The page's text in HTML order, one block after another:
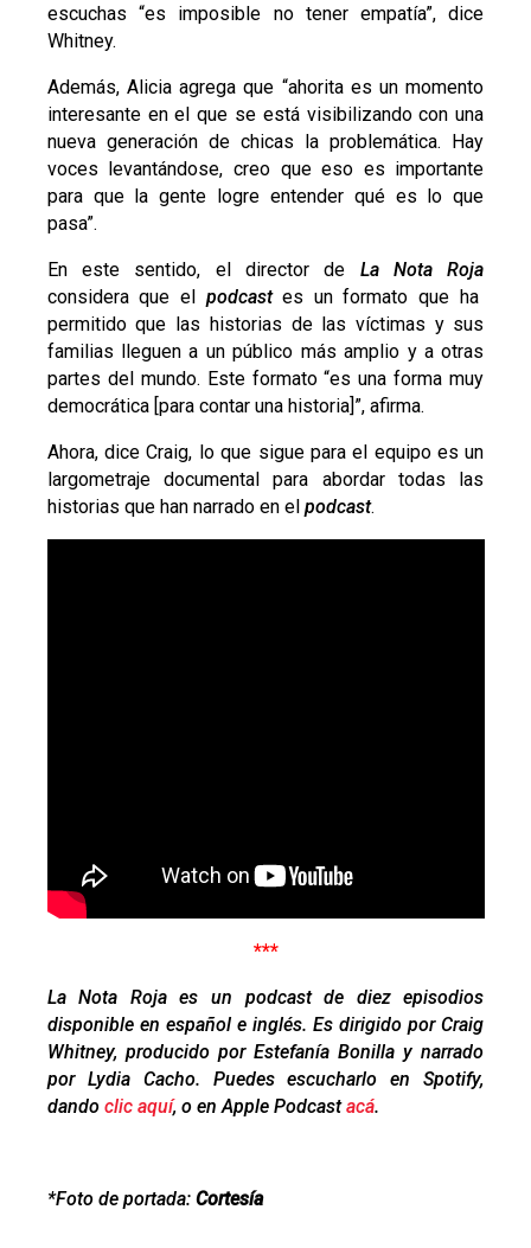
escuchas “es imposible no tener empatía”, dice
Whitney.
Además, Alicia agrega que “ahorita es un momento
interesante en el que se está visibilizando con una
nueva generación de chicas la problemática. Hay
voces levantándose, creo que eso es importante
para que la gente logre entender qué es lo que
pasa”.
En este sentido, el director de La Nota Roja
considera que el podcastes un formato que ha
permitido que las historias de las víctimas y sus
familias lleguen a un público más amplio y a otras
partes del mundo. Este formato “es una forma muy
democrática [para contar una historia]”, afirma.
Ahora, dice Craig, lo que sigue para el equipo es un
largometraje documental para abordar todas las
historias que han narrado en el podcast.
***
La Nota Roja es un podcast de diez episodios
disponible en español e inglés. Es dirigido por Craig
Whitney, producido por Estefanía Bonilla y narrado
por Lydia Cacho. Puedes escucharlo en Spotify,
dandoclic aquí, o en Apple Podcastacá.
*Foto de portada: Cortesía